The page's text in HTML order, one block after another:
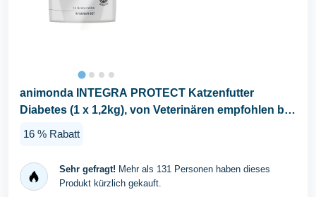
animonda INTEGRA PROTECT Katzenfutter
Diabetes (1 x 1,2kg), von Veterinären empfohlen bei
16 % Rabatt
Sehr gefragt! Mehr als 131 Personen haben dieses
Produkt kürzlich gekauft.